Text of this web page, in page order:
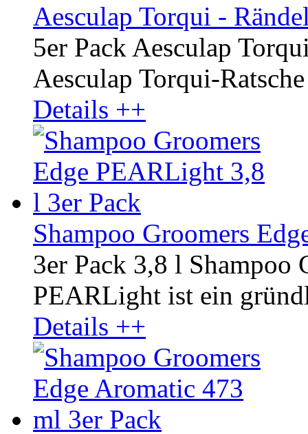
Aesculap Torqui -
5er Pack Aesculap
Aesculap Torqui-
Details ++
Shampoo Groomers
3er Pack 3,8 l Shampoo
PEARLight ist ein
Details ++